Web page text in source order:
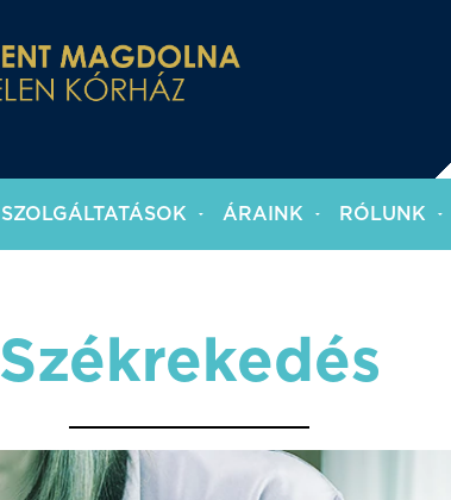
SZOLGÁLTATÁSOK ÁRAINK RÓLUNK
Székrekedés